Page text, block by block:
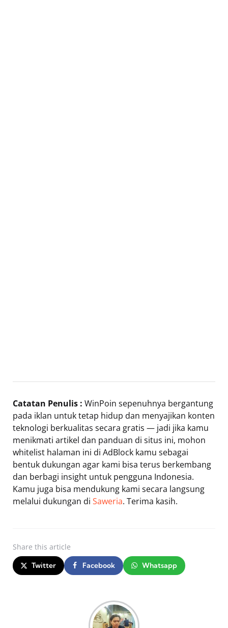
Catatan Penulis : WinPoin sepenuhnya bergantung
pada iklan untuk tetap hidup dan menyajikan konten
teknologi berkualitas secara gratis — jadi jika kamu
menikmati artikel dan panduan di situs ini, mohon
whitelist halaman ini di AdBlock kamu sebagai
bentuk dukungan agar kami bisa terus berkembang
dan berbagi insight untuk pengguna Indonesia.
Kamu juga bisa mendukung kami secara langsung
melalui dukungan di Saweria. Terima kasih.
Share this article
Twitter Facebook Whatsapp